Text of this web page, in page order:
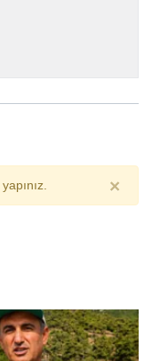
yapınız. ×